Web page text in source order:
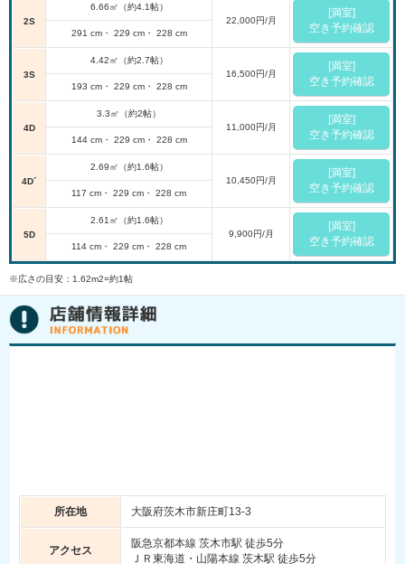
2S
6.66㎡（約4.1帖）
22,000円/月
[満室]
空き予約確認
291 cm・ 229 cm・ 228 cm
3S
4.42㎡（約2.7帖）
16,500円/月
[満室]
空き予約確認
193 cm・ 229 cm・ 228 cm
4D
3.3㎡（約2帖）
11,000円/月
[満室]
空き予約確認
144 cm・ 229 cm・ 228 cm
4D´
2.69㎡（約1.6帖）
10,450円/月
[満室]
空き予約確認
117 cm・ 229 cm・ 228 cm
5D
2.61㎡（約1.6帖）
9,900円/月
[満室]
空き予約確認
114 cm・ 229 cm・ 228 cm
※広さの目安：1.62m2=約1帖
所在地 大阪府茨木市新庄町13-3
アクセス
阪急京都本線 茨木市駅 徒歩5分
ＪＲ東海道・山陽本線 茨木駅 徒歩5分